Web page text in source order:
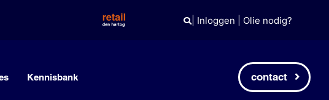
| Inloggen Olie nodig?
Kennisbank contact